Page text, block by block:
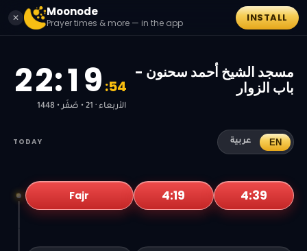
✕ Moonode
Prayer times & more — in the app INSTALL
22:19 :54
الأربعاء · 21 • صَفَر • 1448
مسجد الشيخ أحمد سحنون -
باب الزوار
TODAY عربية EN
Fajr 4:19 4:39